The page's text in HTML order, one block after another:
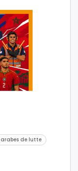
de lutte